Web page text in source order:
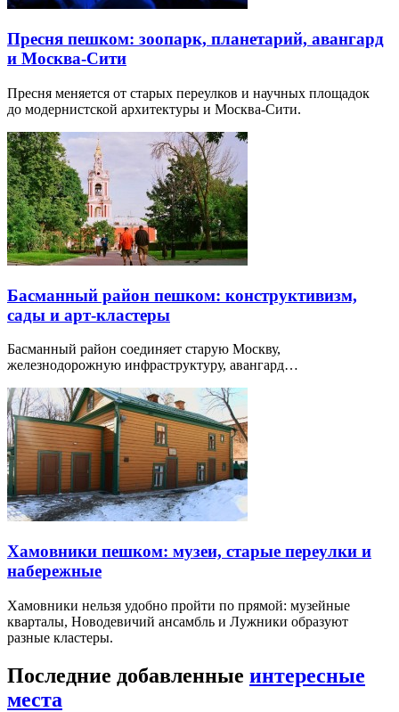
Пресня пешком: зоопарк, планетарий, авангард
и Москва-Сити
Пресня меняется от старых переулков и научных площадок
до модернистской архитектуры и Москва-Сити.
Басманный район пешком: конструктивизм,
сады и арт-кластеры
Басманный район соединяет старую Москву,
железнодорожную инфраструктуру, авангард…
Хамовники пешком: музеи, старые переулки и
набережные
Хамовники нельзя удобно пройти по прямой: музейные
кварталы, Новодевичий ансамбль и Лужники образуют
разные кластеры.
Последние добавленные интересные
места